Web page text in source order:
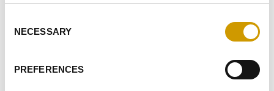
Selection
NECESSARY
PREFERENCES
ACCORD AU TRAITEMENT DE MES DONNÉES
JE DONNE MON AUTORISATION POUR RECEVOIR VOTRE
JE DONNE MON AUTORISATION AU TRAITEMENT DANS LE